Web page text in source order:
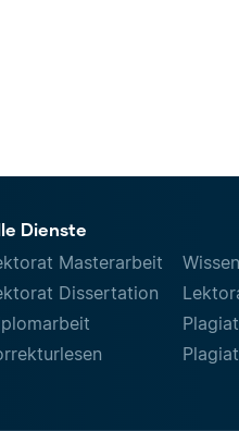
Dienste
Masterarbeit
Dissertation